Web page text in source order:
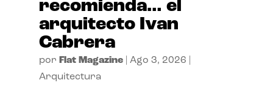
recomienda… el
arquitecto Ivan
Cabrera
por Flat Magazine| Ago 3, 2026
Arquitectura